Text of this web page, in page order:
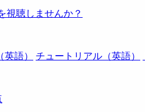
視聴しませんか？
語） チュートリアル（英語）